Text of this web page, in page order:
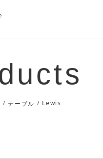
/ テーブル / Lewis